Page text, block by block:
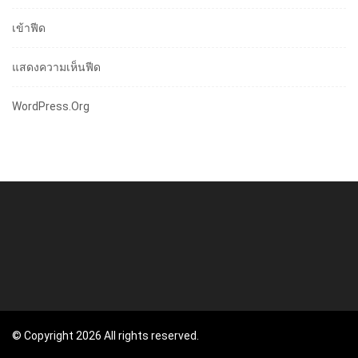
เข้าฟีด
แสดงความเห็นฟีด
WordPress.org
© Copyright 2026 All rights reserved.